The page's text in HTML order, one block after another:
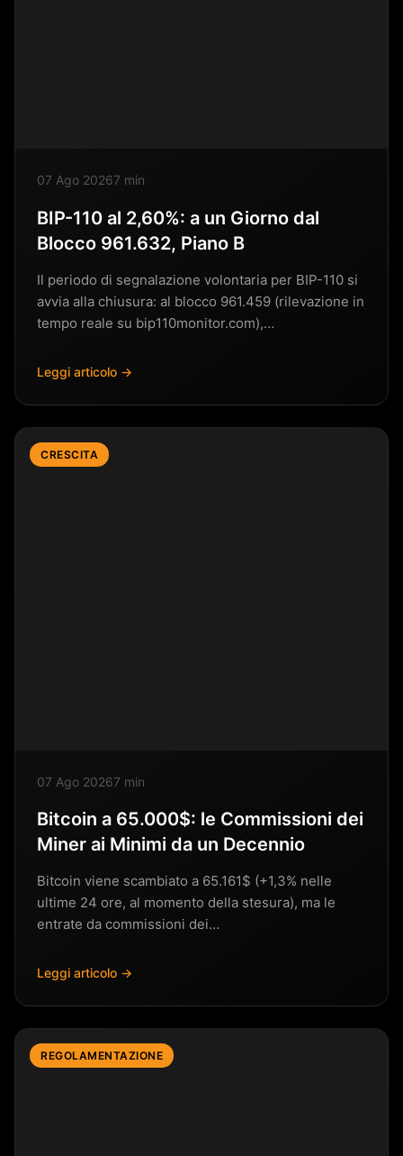
07 Ago 20267 min
BIP-110 al 2,60%: a un Giorno dal
Blocco 961.632, Piano B
Il periodo di segnalazione volontaria per BIP-110 si
avvia alla chiusura: al blocco 961.459 (rilevazione in
tempo reale su bip110monitor.com),…
Leggi articolo →
CRESCITA
07 Ago 20267 min
Bitcoin a 65.000$: le Commissioni dei
Miner ai Minimi da un Decennio
Bitcoin viene scambiato a 65.161$ (+1,3% nelle
ultime 24 ore, al momento della stesura), ma le
entrate da commissioni dei…
Leggi articolo →
REGOLAMENTAZIONE